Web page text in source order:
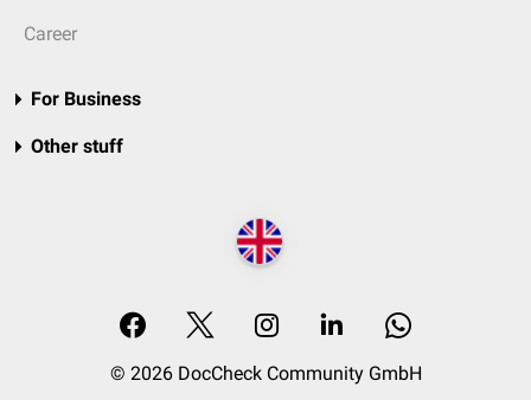
Career
For Business
Other stuff
© 2026 DocCheck Community GmbH